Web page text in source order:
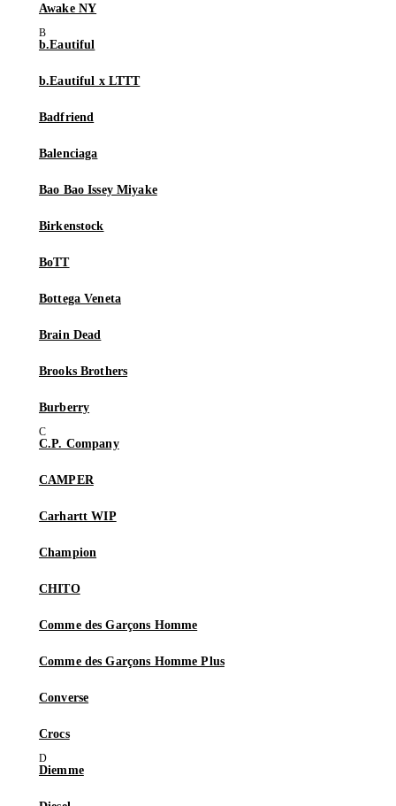
Awake NY
b.Eautiful
b.Eautiful x LTTT
Badfriend
Balenciaga
Bao Bao Issey Miyake
Birkenstock
BoTT
Bottega Veneta
Brain Dead
Brooks Brothers
Burberry
C.P. Company
CAMPER
Carhartt WIP
Champion
CHITO
Comme des Garçons Homme
Comme des Garçons Homme Plus
Converse
Crocs
Diemme